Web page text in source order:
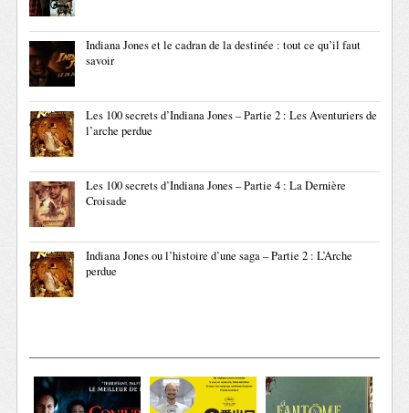
Indiana Jones et le cadran de la destinée : tout ce qu’il faut
savoir
Les 100 secrets d’Indiana Jones – Partie 2 : Les Aventuriers de
l’arche perdue
Les 100 secrets d’Indiana Jones – Partie 4 : La Dernière
Croisade
Indiana Jones ou l’histoire d’une saga – Partie 2 : L’Arche
perdue